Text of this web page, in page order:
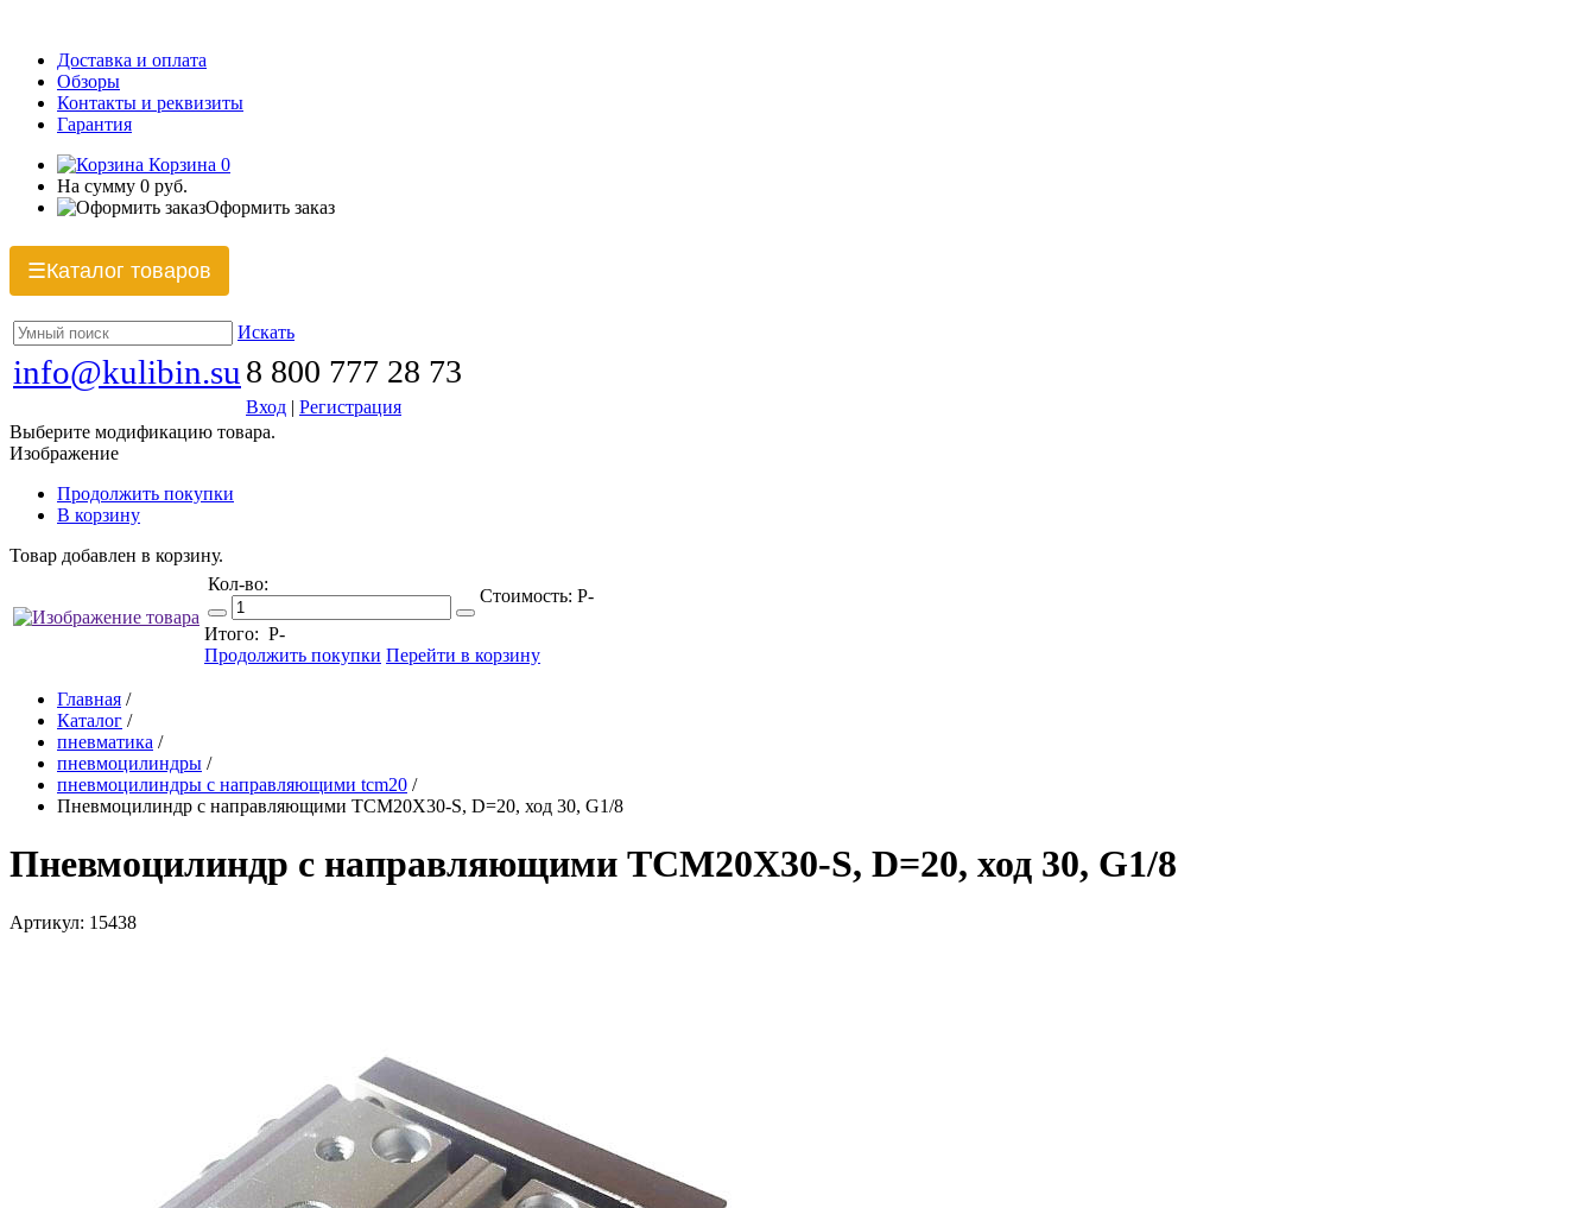
Доставка и оплата
Обзоры
Контакты и реквизиты
Гарантия
Корзина 0
На сумму 0 руб.
Оформить заказ
☰Каталог товаров
Искать
info@kulibin.su 8 800 777 28 73
Вход | Регистрация
Выберите модификацию товара.
Изображение
Продолжить покупки
В корзину
Товар добавлен в корзину.
Кол-во:
Стоимость: Р-
Итого: Р-
Продолжить покупки Перейти в корзину
Главная /
Каталог /
пневматика /
пневмоцилиндры /
пневмоцилиндры с направляющими tcm20 /
Пневмоцилиндр с направляющими TCM20X30-S, D=20, ход 30, G1/8
Пневмоцилиндр с направляющими TCM20X30-S, D=20, ход 30, G1/8
Артикул: 15438